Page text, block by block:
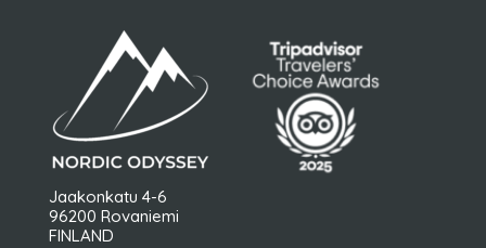
Jaakonkatu 4-6
96200 Rovaniemi
FINLAND